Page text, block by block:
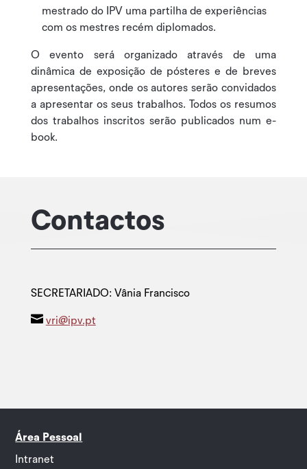
mestrado do IPV uma partilha de experiências
com os mestres recém diplomados.
O evento será organizado através de uma
dinâmica de exposição de pósteres e de breves
apresentações, onde os autores serão convidados
a apresentar os seus trabalhos. Todos os resumos
dos trabalhos inscritos serão publicados num e-
book.
Contactos
SECRETARIADO: Vânia Francisco
 vri@ipv.pt
Área Pessoal
Intranet